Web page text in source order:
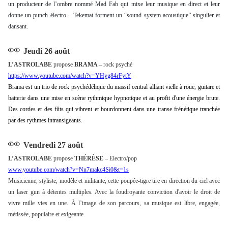
un producteur de l’ombre nommé Mad Fab qui mixe leur musique en direct et leur
donne un punch électro – Tekemat forment un “sound system acoustique” singulier et
dansant.
👀 Jeudi 26 août
L’ASTROLABE propose BRAMA– rock psyché
https://www.youtube.com/watch?v=YHyg84rFytY
Brama est un trio de rock psychédélique du massif central alliant vielle à roue, guitare et
batterie dans une mise en scène rythmique hypnotique et au profit d'une énergie brute.
Des cordes et des fûts qui vibrent et bourdonnent dans une transe frénétique tranchée
par des rythmes intransigeants.
👀 Vendredi 27 août
L’ASTROLABE propose THÉRÈSE – Electro/pop
www.youtube.com/watch?v=Nn7makc4Si0&t=1s
Musicienne, styliste, modèle et militante, cette poupée-tigre tire en direction du ciel avec
un laser gun à détentes multiples. Avec la foudroyante conviction d'avoir le droit de
vivre mille vies en une. À l’image de son parcours, sa musique est libre, engagée,
métissée, populaire et exigeante.